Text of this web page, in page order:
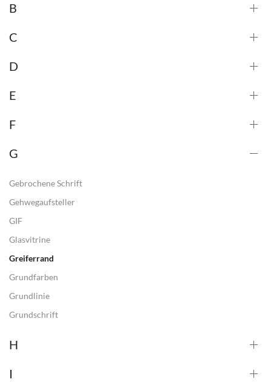
B
C
D
E
F
G
Gebrochene Schrift
Gehwegaufsteller
GIF
Glasvitrine
Greiferrand
Grundfarben
Grundlinie
Grundschrift
H
I